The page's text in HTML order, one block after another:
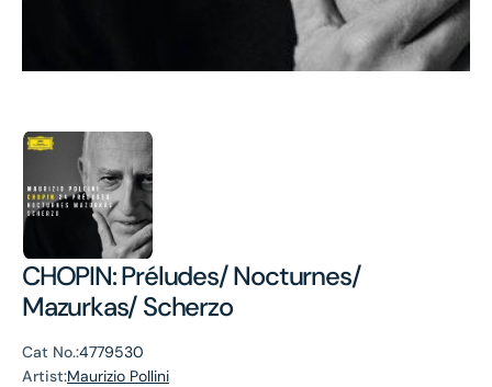
CHOPIN: Préludes/ Nocturnes/
Mazurkas/ Scherzo
Cat No.:4779530
Artist:Maurizio Pollini